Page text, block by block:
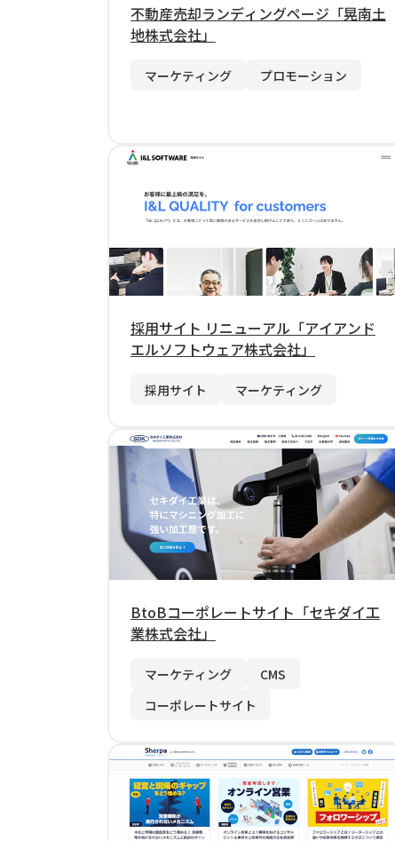
不動産売却ランディングページ「晃南土
地株式会社」
マーケティング プロモーション
採用サイト リニューアル「アイアンド
エルソフトウェア株式会社」
採用サイト マーケティング
BtoBコーポレートサイト「セキダイ工
業株式会社」
マーケティング
CMS
コーポレートサイト